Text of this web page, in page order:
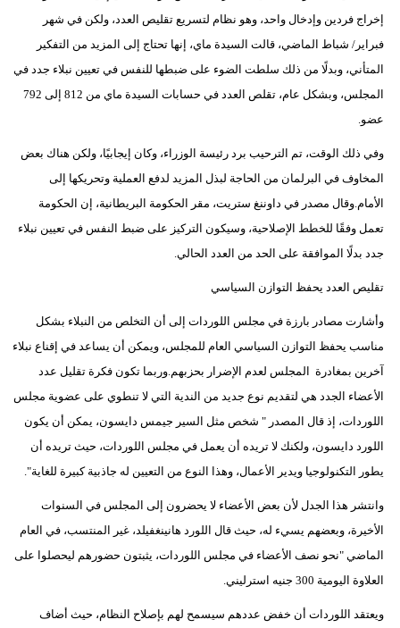
إخراج فردين وإدخال واحد، وهو نظام لتسريع تقليص العدد، ولكن في شهر
فبراير/ شباط الماضي، قالت السيدة ماي، إنها تحتاج إلى المزيد من التفكير
المتأني، وبدلًا من ذلك سلطت الضوء على ضبطها للنفس في تعيين نبلاء جدد في
المجلس، وبشكل عام، تقلص العدد في حسابات السيدة ماي من 812 إلى 792
عضو.
وفي ذلك الوقت، تم الترحيب برد رئيسة الوزراء، وكان إيجابيًا، ولكن هناك بعض
المخاوف في البرلمان من الحاجة لبذل المزيد لدفع العملية وتحريكها إلى
الأمام.وقال مصدر في داوننغ ستريت، مقر الحكومة البريطانية، إن الحكومة
تعمل وفقًا للخطط الإصلاحية، وسيكون التركيز على ضبط النفس في تعيين نبلاء
جدد بدلًا الموافقة على الحد من العدد الحالي.
تقليص العدد يحفظ التوازن السياسي
وأشارت مصادر بارزة في مجلس اللوردات إلى أن التخلص من النبلاء بشكل
مناسب يحفظ التوازن السياسي العام للمجلس، ويمكن أن يساعد في إقناع نبلاء
آخرين بمغادرة المجلس لعدم الإضرار بحزبهم.وربما تكون فكرة تقليل عدد
الأعضاء الجدد هي لتقديم نوع جديد من الندية التي لا تنطوي على عضوية مجلس
اللوردات، إذ قال المصدر " شخص مثل السير جيمس دايسون، يمكن أن يكون
اللورد دايسون، ولكنك لا تريده أن يعمل في مجلس اللوردات، حيث تريده أن
يطور التكنولوجيا ويدير الأعمال، وهذا النوع من التعيين له جاذبية كبيرة للغاية".
وانتشر هذا الجدل لأن بعض الأعضاء لا يحضرون إلى المجلس في السنوات
الأخيرة، وبعضهم يسيء له، حيث قال اللورد هانينغفيلد، غير المنتسب، في العام
الماضي "نحو نصف الأعضاء في مجلس اللوردات، يثبتون حضورهم ليحصلوا على
العلاوة اليومية 300 جنيه استرليني.
ويعتقد اللوردات أن خفض عددهم سيسمح لهم بإصلاح النظام، حيث أضاف